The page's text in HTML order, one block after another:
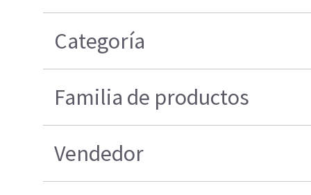
Categoría
Familia de productos
Vendedor